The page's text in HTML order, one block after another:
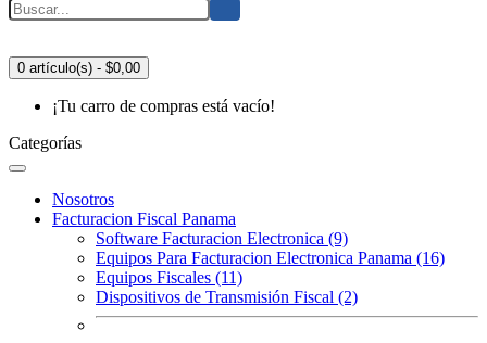
0 artículo(s) - $0,00
¡Tu carro de compras está vacío!
Categorías
Nosotros
Facturacion Fiscal Panama
Software Facturacion Electronica (9)
Equipos Para Facturacion Electronica Panama (16)
Equipos Fiscales (11)
Dispositivos de Transmisión Fiscal (2)